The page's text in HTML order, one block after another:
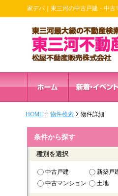
家デパ｜東三河の中古戸建・中
HOME 物件検索 物件詳細
条件から探す
種別を選択
中古戸建
中古マンション
新築戸
土地